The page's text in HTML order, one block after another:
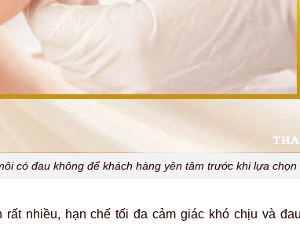
có đau không để khách hàng yên tâm trước khi lựa chọn
nhiều, hạn chế tối đa cảm giác khó chịu và